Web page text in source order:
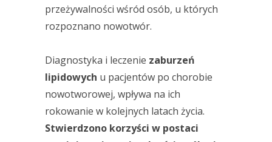
przeżywalności wśród osób, u których
rozpoznano nowotwór.
Diagnostyka i leczenie zaburzeń
lipidowych u pacjentów po chorobie
nowotworowej, wpływa na ich
rokowanie w kolejnych latach życia.
Stwierdzono korzyści w postaci